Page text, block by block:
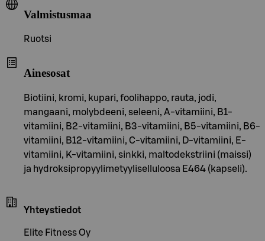
Valmistusmaa
Ruotsi
Ainesosat
Biotiini, kromi, kupari, foolihappo, rauta, jodi,
mangaani, molybdeeni, seleeni, A-vitamiini, B1-
vitamiini, B2-vitamiini, B3-vitamiini, B5-vitamiini, B6-
vitamiini, B12-vitamiini, C-vitamiini, D-vitamiini, E-
vitamiini, K-vitamiini, sinkki, maltodekstriini (maissi)
ja hydroksipropyylimetyyliselluloosa E464 (kapseli).
Yhteystiedot
Elite Fitness Oy